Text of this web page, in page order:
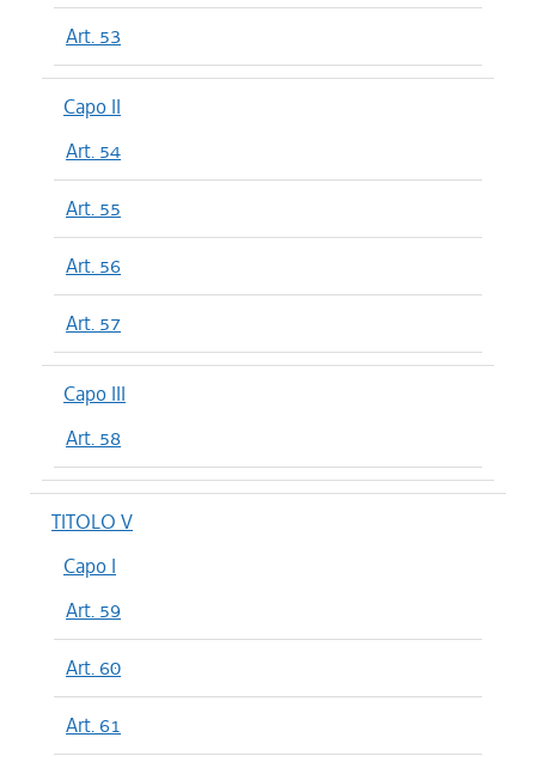
Art. 53
Capo II
Art. 54
Art. 55
Art. 56
Art. 57
Capo III
Art. 58
TITOLO V
Capo I
Art. 59
Art. 60
Art. 61